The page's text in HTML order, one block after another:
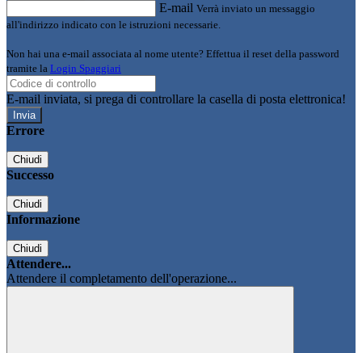
E-mail Verrà inviato un messaggio
all'indirizzo indicato con le istruzioni necessarie.
Non hai una e-mail associata al nome utente? Effettua il reset della password
tramite la Login Spaggiari
E-mail inviata, si prega di controllare la casella di posta elettronica!
Errore
Chiudi
Successo
Chiudi
Informazione
Chiudi
Attendere...
Attendere il completamento dell'operazione...